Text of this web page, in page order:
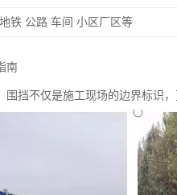
地铁 公路 车间 小区厂区等
南
围挡不仅是施工现场的边界标识